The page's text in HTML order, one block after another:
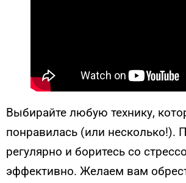
Выбирайте любую технику,
понравилась (или несколько!).
регулярно и боритесь со
эффективно. Желаем вам